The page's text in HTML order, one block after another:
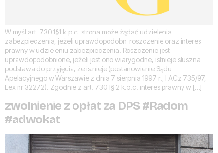
W myśl art. 730 1§1 k.p.c. strona może żądać udzielenia
zabezpieczenia, jeżeli uprawdopodobni roszczenie oraz interes
prawny w udzieleniu zabezpieczenia. Roszczenie jest
uprawdopodobnione, jeżeli jest ono wiarygodne, istnieje słuszna
podstawa do przyjęcia, że istnieje (postanowienie Sądu
Apelacyjnego w Warszawie z dnia 7 sierpnia 1997 r., I ACz 735/97,
Lex nr 32272). Zgodnie z art. 730 1§ 2 k.p.c. interes prawny w […]
zwolnienie z opłat za DPS #Radom
#adwokat